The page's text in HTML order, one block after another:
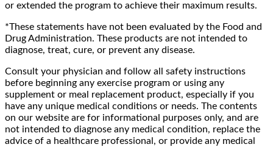
or extended the program to achieve their maximum results.
*These statements have not been evaluated by the Food and
Drug Administration. These products are not intended to
diagnose, treat, cure, or prevent any disease.
Consult your physician and follow all safety instructions
before beginning any exercise program or using any
supplement or meal replacement product, especially if you
have any unique medical conditions or needs. The contents
on our website are for informational purposes only, and are
not intended to diagnose any medical condition, replace the
advice of a healthcare professional, or provide any medical